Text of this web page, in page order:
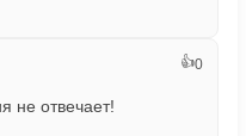
👍0
не отвечает!